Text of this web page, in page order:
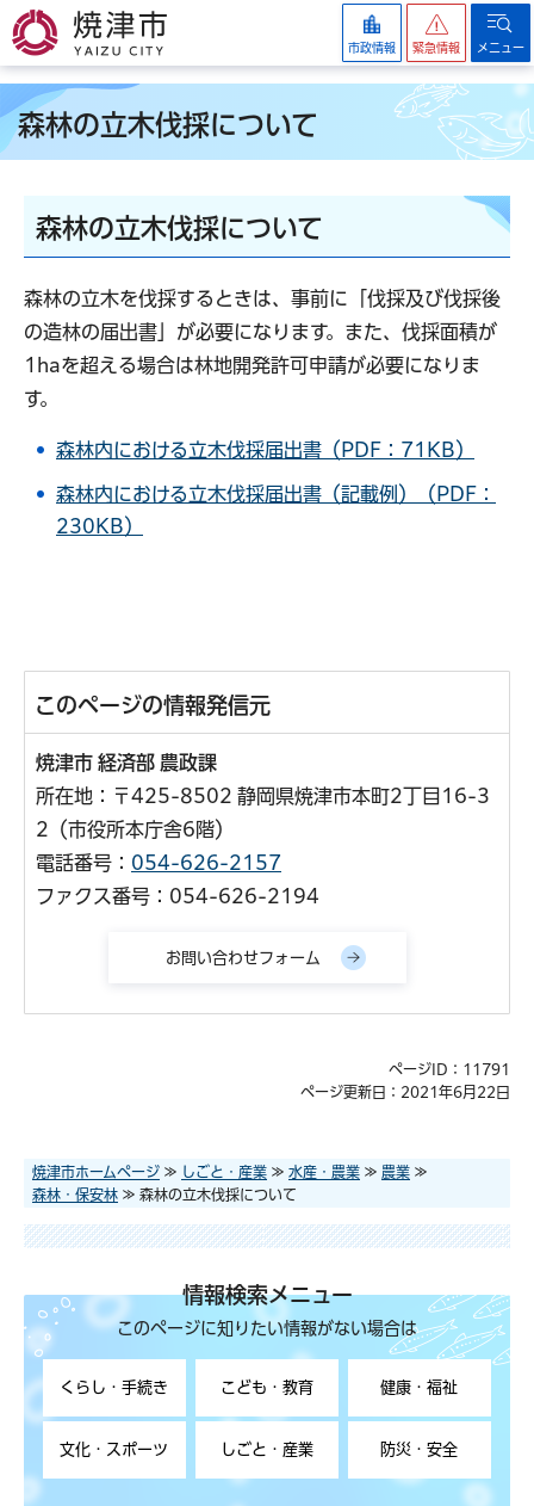
焼津市
市政情報 緊急情報 メニュー
森林の立木伐採について
森林の立木伐採について
森林の立木を伐採するときは、事前に「伐採及び伐採後
の造林の届出書」が必要になります。また、伐採面積が
1haを超える場合は林地開発許可申請が必要になりま
す。
森林内における立木伐採届出書（PDF：71KB）
森林内における立木伐採届出書（記載例）（PDF：
230KB）
このページの情報発信元
焼津市 経済部 農政課
所在地：〒425-8502 静岡県焼津市本町2丁目16-3
2（市役所本庁舎6階）
電話番号： 054-626-2157
ファクス番号：054-626-2194
ページID：11791
ページ更新日：2021年6月22日
焼津市ホームページ ≫ しごと・産業 ≫ 水産・農業 ≫ 農業 ≫
森林・保安林 ≫ 森林の立木伐採について
情報検索メニュー
このページに知りたい情報がない場合は
くらし・手続き こども・教育 健康・福祉
文化・スポーツ しごと・産業 防災・安全